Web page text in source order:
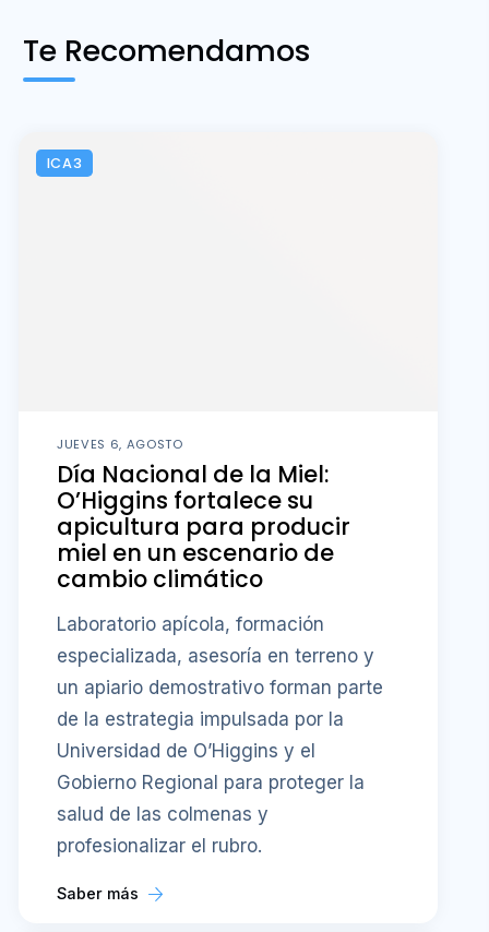
Te Recomendamos
ICA3
JUEVES 6, AGOSTO
Día Nacional de la Miel:
O’Higgins fortalece su
apicultura para producir
miel en un escenario de
cambio climático
Laboratorio apícola, formación
especializada, asesoría en terreno y
un apiario demostrativo forman parte
de la estrategia impulsada por la
Universidad de O’Higgins y el
Gobierno Regional para proteger la
salud de las colmenas y
profesionalizar el rubro.
Saber más